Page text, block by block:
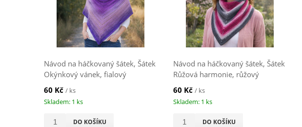
Návod na háčkovaný šátek, Šátek
Okýnkový vánek, fialový
60 Kč / ks
Skladem: 1 ks
DO KOŠÍKU
Návod na háčkovaný šátek, Šátek
Růžová harmonie, růžový
60 Kč/ ks
Skladem: 1 ks
DO KOŠÍKU